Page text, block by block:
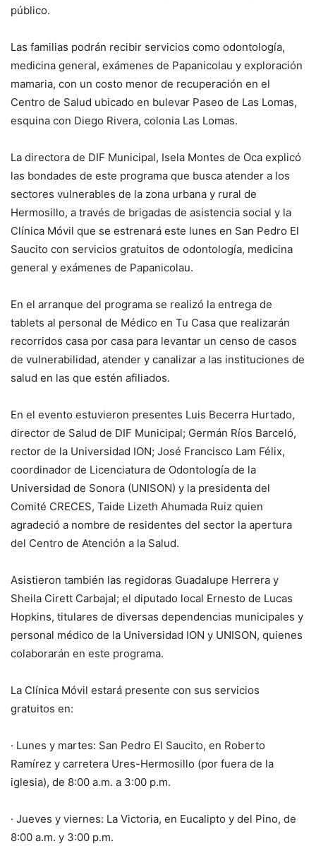
público.
Las familias podrán recibir servicios como odontología,
medicina general, exámenes de Papanicolau y exploración
mamaria, con un costo menor de recuperación en el
Centro de Salud ubicado en bulevar Paseo de Las Lomas,
esquina con Diego Rivera, colonia Las Lomas.
La directora de DIF Municipal, Isela Montes de Oca explicó
las bondades de este programa que busca atender a los
sectores vulnerables de la zona urbana y rural de
Hermosillo, a través de brigadas de asistencia social y la
Clínica Móvil que se estrenará este lunes en San Pedro El
Saucito con servicios gratuitos de odontología, medicina
general y exámenes de Papanicolau.
En el arranque del programa se realizó la entrega de
tablets al personal de Médico en Tu Casa que realizarán
recorridos casa por casa para levantar un censo de casos
de vulnerabilidad, atender y canalizar a las instituciones de
salud en las que estén afiliados.
En el evento estuvieron presentes Luis Becerra Hurtado,
director de Salud de DIF Municipal; Germán Ríos Barceló,
rector de la Universidad ION; José Francisco Lam Félix,
coordinador de Licenciatura de Odontología de la
Universidad de Sonora (UNISON) y la presidenta del
Comité CRECES, Taide Lizeth Ahumada Ruiz quien
agradeció a nombre de residentes del sector la apertura
del Centro de Atención a la Salud.
Asistieron también las regidoras Guadalupe Herrera y
Sheila Cirett Carbajal; el diputado local Ernesto de Lucas
Hopkins, titulares de diversas dependencias municipales y
personal médico de la Universidad ION y UNISON, quienes
colaborarán en este programa.
La Clínica Móvil estará presente con sus servicios
gratuitos en:
· Lunes y martes: San Pedro El Saucito, en Roberto
Ramírez y carretera Ures-Hermosillo (por fuera de la
iglesia), de 8:00 a.m. a 3:00 p.m.
· Jueves y viernes: La Victoria, en Eucalipto y del Pino, de
8:00 a.m. y 3:00 p.m.